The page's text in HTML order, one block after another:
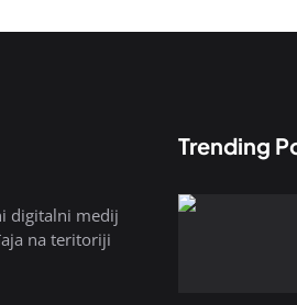
digitalni medij
na teritoriji
Trending